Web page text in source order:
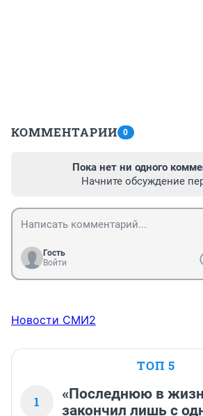
КОММЕНТАРИИ 0
Пока нет ни одного
Начните обсуждение
Гость
Войти
Новости СМИ2
ТОП 5
1
«Последнюю в
закончил лишь с